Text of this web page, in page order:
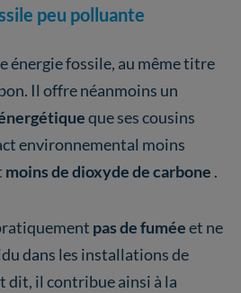
peu polluante
énergie fossile, au même titre
Il offre néanmoins un
que ses cousins
environnemental moins
moins de dioxyde de carbone .
pas de fuméeet ne
dans les installations de
dit, il contribue ainsi à la